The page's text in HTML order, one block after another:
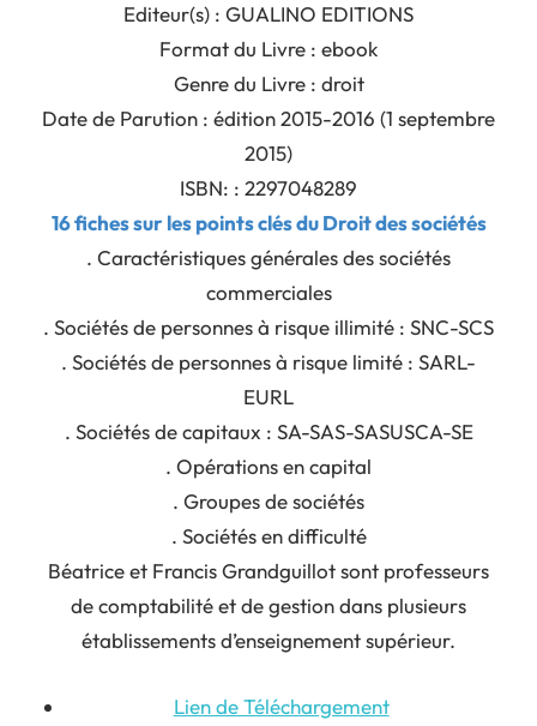
Editeur(s) : GUALINO EDITIONS
Format du Livre : ebook
Genre du Livre : droit
Date de Parution : édition 2015-2016 (1 septembre
2015)
ISBN: : 2297048289
16 fiches sur les points clés du Droit des sociétés
. Caractéristiques générales des sociétés
commerciales
. Sociétés de personnes à risque illimité : SNC-SCS
. Sociétés de personnes à risque limité : SARL-
EURL
. Sociétés de capitaux : SA-SAS-SASUSCA-SE
. Opérations en capital
. Groupes de sociétés
. Sociétés en difficulté
Béatrice et Francis Grandguillot sont professeurs
de comptabilité et de gestion dans plusieurs
établissements d’enseignement supérieur.
Lien de Téléchargement